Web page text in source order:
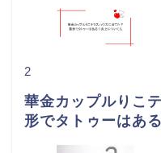
2
華金カップルりこ
形でタトゥーはあ